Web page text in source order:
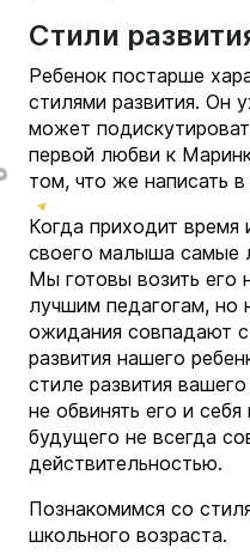
Стили
Ребенок постарше
стилями развития. Он
может
первой любви к
том, что же написать
Когда приходит
своего малыша самые
Мы готовы возить его
лучшим педагогам, но
ожидания совпадают с
развития нашего
стиле развития
не обвинять его и
будущего не всегда
действительностью.
Познакомимся со
школьного возраста.